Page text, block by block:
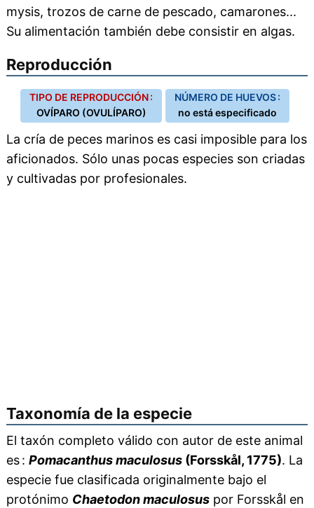
mysis, trozos de carne de pescado, camarones...
Su alimentación también debe consistir en algas.
Reproducción
TIPO DE REPRODUCCIÓN :
OVÍPARO (OVULÍPARO)
NÚMERO DE HUEVOS :
no está especificado
La cría de peces marinos es casi imposible para los
aficionados. Sólo unas pocas especies son criadas
y cultivadas por profesionales.
Taxonomía de la especie
El taxón completo válido con autor de este animal
es : Pomacanthus maculosus(Forsskål, 1775). La
especie fue clasificada originalmente bajo el
protónimo Chaetodon maculosuspor Forsskål en